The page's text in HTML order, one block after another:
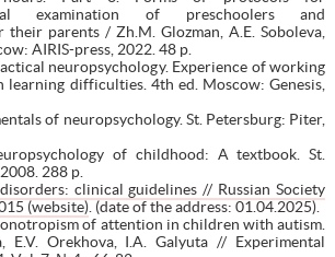
examination of preschoolers and
parents / Zh.M. Glozman, A.E. Soboleva,
AIRIS-press, 2022. 48 p.
neuropsychology. Experience of working
difficulties. 4th ed. Moscow: Genesis,
of neuropsychology. St. Petersburg: Piter,
of childhood: A textbook. St.
288 p.
clinical guidelines // Russian Society
(website). (date of the address: 01.04.2025).
of attention in children with autism.
E.V. Orekhova, I.A. Galyuta // Experimental